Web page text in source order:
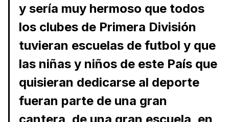
y sería muy hermoso que todos
los clubes de Primera División
tuvieran escuelas de futbol y que
las niñas y niños de este País que
quisieran dedicarse al deporte
fueran parte de una gran
cantera, de una gran escuela, en